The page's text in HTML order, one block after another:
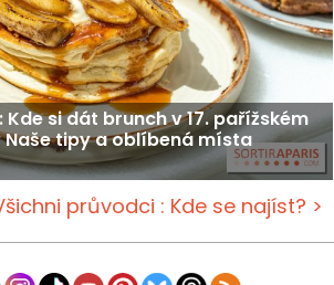
Kde si dát brunch v 17. pařížském
Naše tipy a oblíbená místa
průvodci : Kde se najíst? >